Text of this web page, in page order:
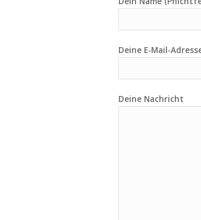
Deine E-Mail-
Deine Nachricht